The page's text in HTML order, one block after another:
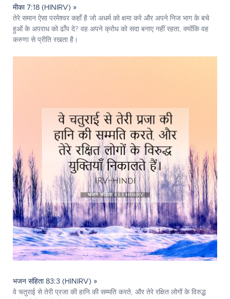
मीका 7:18 (HINIRV) »
तेरे समान ऐसा परमेश्‍वर कहाँ है जो अधर्म को क्षमा करे और अपने निज भाग के बचे
हुओं के अपराध को ढाँप दे? वह अपने क्रोध को सदा बनाए नहीं रहता, क्योंकि वह
करुणा से प्रीति रखता है।
भजन संहिता 83:3 (HINIRV) »
वे चतुराई से तेरी प्रजा की हानि की सम्मति करते, और तेरे रक्षित लोगों के विरुद्ध